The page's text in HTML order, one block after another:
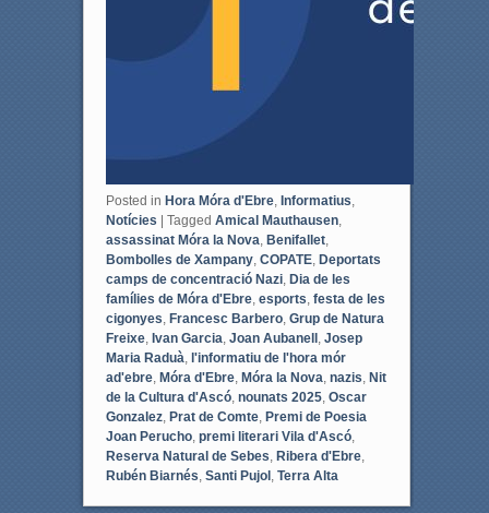
Posted in Hora Móra d'Ebre, Informatius
Notícies | Tagged Amical Mauthausen,
assassinat Móra la Nova Benifallet,
Bombolles de Xampany, COPATE, Deportats
camps de concentració Nazi, Dia de les
famílies de Móra d'Ebre, esports festa de les
cigonyes Francesc Barbero, Grup de Natura
Freixe, Ivan Garcia Joan Aubanell, Josep
Maria Raduà l'informatiu de l'hora mór
ad'ebre, Móra d'Ebre, Móra la Nova nazis Nit
de la Cultura d'Ascó, nounats 2025, Oscar
Gonzalez, Prat de Comte, Premi de Poesia
Joan Perucho, premi literari Vila d'Ascó,
Reserva Natural de Sebes Ribera d'Ebre,
Rubén Biarnés Santi Pujol, Terra Alta